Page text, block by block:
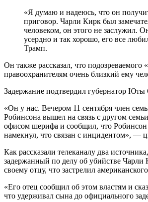
«Я думаю и надеюсь, что он
приговор. Чарли Кирк был
человеком, он этого не заслужил.
усердно и так хорошо, его все
Трамп.
Он также рассказал, что подозреваемого
правоохранителям очень близкий ему
Задержание подтвердил губернатор Юты
«Он у нас. Вечером 11 сентября член
Робинсона вышел на связь с другом
офисом шерифа и сообщил, что Робинсон
намекнул, что связан с инцидентом», —
Как рассказали телеканалу два
задержанный по делу об убийстве Чарли
своему отцу, что застрелил
«Его отец сообщил об этом властям и
что удерживал сына до официального